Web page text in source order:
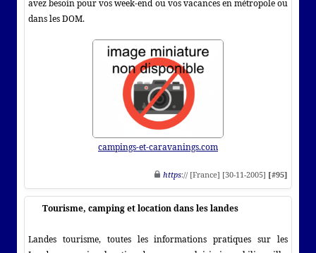
avez besoin pour vos week-end ou vos vacances en métropole ou
dans les DOM.
campings-et-caravanings.com
https:// [France] [30-11-2005] [#95]
Tourisme, camping et location dans les landes
Landes tourisme, toutes les informations pratiques sur les